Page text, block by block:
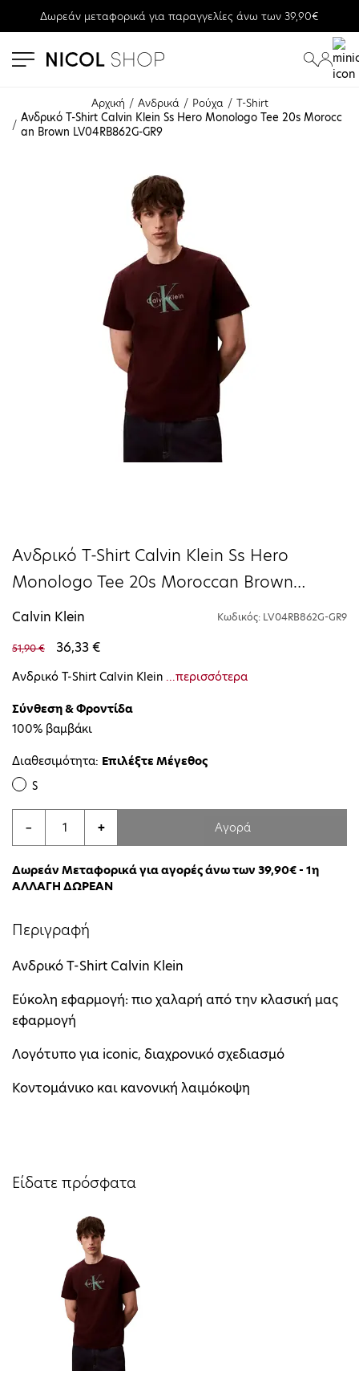
Δωρεάν μεταφορικά για παραγγελίες άνω των 39,90€
Αρχική Ανδρικά Ρούχα
T-Shirt
Ανδρικό T-Shirt Calvin Klein Ss Hero Monologo Tee 20s Morocc
an Brown LV04RB862G-GR9
Ανδρικό T-Shirt Calvin Klein Ss Hero
Monologo Tee 20s Moroccan Brown
LV04RB862G-GR9
Calvin Klein Κωδικός: LV04RB862G-GR9
51,90 € 36,33 €
Ανδρικό T-Shirt Calvin Klein ...περισσότερα
Σύνθεση & Φροντίδα
100% βαμβάκι
Διαθεσιμότητα: Επιλέξτε Μέγεθος
S
− + Αγορά
Δωρεάν Μεταφορικά για αγορές άνω των 39,90€ - 1η
ΑΛΛΑΓΗ ΔΩΡΕΑΝ
Περιγραφή
Ανδρικό T-Shirt Calvin Klein
Eύκολη εφαρμογή: πιο χαλαρή από την κλασική μας
εφαρμογή
Λογότυπο για iconic, διαχρονικό σχεδιασμό
Κοντομάνικο και κανονική λαιμόκοψη
Είδατε πρόσφατα